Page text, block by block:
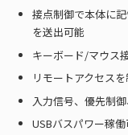
接点制御で本体に
を送出可能
キーボード/マウス
リモートアクセス
入力信号、優先制
USBバスパワー稼働